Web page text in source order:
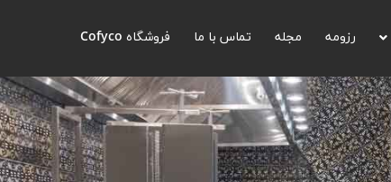
رزومه مجله تماس با ما فروشگاه Cofyco